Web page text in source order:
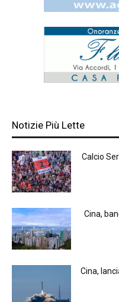
Notizie Più Lette
Calcio
Cina,
Cina,